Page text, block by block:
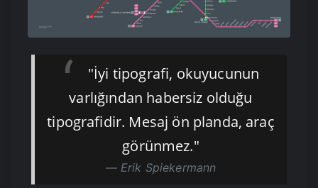
"İyi tipografi, okuyucunun
varlığından habersiz olduğu
tipografidir. Mesaj ön planda, araç
görünmez."
Erik Spiekermann